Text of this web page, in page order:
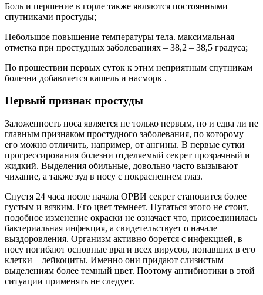
Боль и першение в горле также являются постоянными
спутниками простуды;
Небольшое повышение температуры тела. максимальная
отметка при простудных заболеваниях – 38,2 – 38,5 градуса;
По прошествии первых суток к этим неприятным спутникам
болезни добавляется кашель и насморк .
Первый признак простуды
Заложенность носа является не только первым, но и едва ли не
главным признаком простудного заболевания, по которому
его можно отличить, например, от ангины. В первые сутки
прогрессирования болезни отделяемый секрет прозрачный и
жидкий. Выделения обильные, довольно часто вызывают
чихание, а также зуд в носу с покраснением глаз.
Спустя 24 часа после начала ОРВИ секрет становится более
густым и вязким. Его цвет темнеет. Пугаться этого не стоит,
подобное изменение окраски не означает что, присоединилась
бактериальная инфекция, а свидетельствует о начале
выздоровления. Организм активно борется с инфекцией, в
носу погибают основные враги всех вирусов, попавших в его
клетки – лейкоциты. Именно они придают слизистым
выделениям более темный цвет. Поэтому антибиотики в этой
ситуации применять не следует.